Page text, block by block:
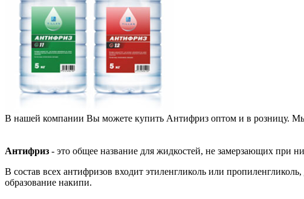
В нашей компании Вы можете купить Антифриз оптом и в розницу.
Антифриз - это общее название для жидкостей, не замерзающих при
В состав всех антифризов входит этиленгликоль или
образование накипи.